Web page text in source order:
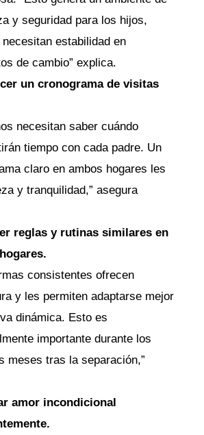
y seguridad para los hijos,
estabilidad en
de cambio” explica.
un cronograma de visitas
necesitan saber cuándo
tiempo con cada padre. Un
claro en ambos hogares les
y tranquilidad,” asegura
reglas y rutinas similares en
consistentes ofrecen
y les permiten adaptarse mejor
dinámica. Esto es
importante durante los
meses tras la separación,”
amor incondicional